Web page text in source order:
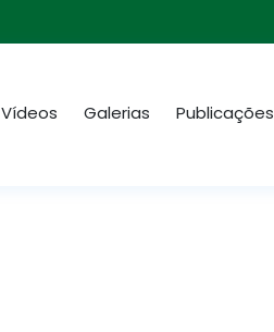
Vídeos Galerias Publicações